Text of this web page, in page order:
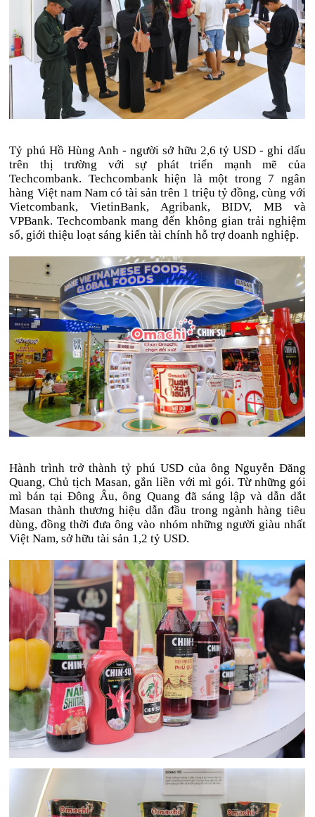
Tỷ phú Hồ Hùng Anh - người sở hữu 2,6 tỷ USD - ghi dấu
trên thị trường với sự phát triển mạnh mẽ của
Techcombank. Techcombank hiện là một trong 7 ngân
hàng Việt nam Nam có tài sản trên 1 triệu tỷ đồng, cùng với
Vietcombank, VietinBank, Agribank, BIDV, MB và
VPBank. Techcombank mang đến không gian trải nghiệm
số, giới thiệu loạt sáng kiến tài chính hỗ trợ doanh nghiệp.
Hành trình trở thành tỷ phú USD của ông Nguyễn Đăng
Quang, Chủ tịch Masan, gắn liền với mì gói. Từ những gói
mì bán tại Đông Âu, ông Quang đã sáng lập và dẫn dắt
Masan thành thương hiệu dẫn đầu trong ngành hàng tiêu
dùng, đồng thời đưa ông vào nhóm những người giàu nhất
Việt Nam, sở hữu tài sản 1,2 tỷ USD.